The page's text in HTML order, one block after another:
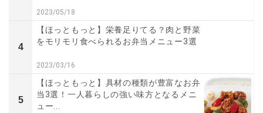
2023/05/18
4
【ほっともっと】栄養足りてる？肉と野菜
をモリモリ食べられるお弁当メニュー3選
2023/03/16
5
【ほっともっと】具材の種類が豊富なお弁
当3選！一人暮らしの強い味方となるメニ
ュー...